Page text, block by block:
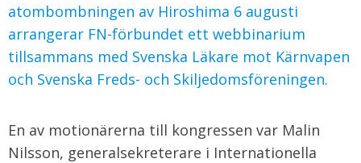
atombombningen av Hiroshima 6 augusti
arrangerar FN-förbundet ett webbinarium
tillsammans med Svenska Läkare mot Kärnvapen
och Svenska Freds- och Skiljedomsföreningen.
En av motionärerna till kongressen var Malin
Nilsson, generalsekreterare i Internationella